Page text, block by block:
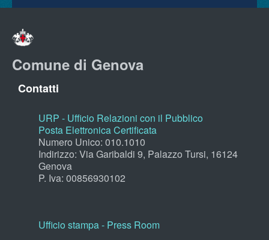
Comune di Genova
Contatti
URP - Ufficio Relazioni con il Pubblico
Posta Elettronica Certificata
Numero Unico: 010.1010
Indirizzo: Via Garibaldi 9, Palazzo Tursi, 16124
Genova
P. Iva: 00856930102
Ufficio stampa - Press Room